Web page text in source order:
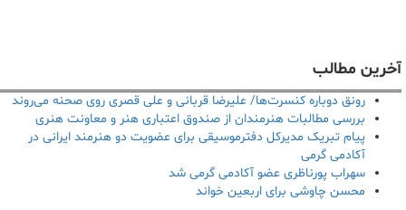
آخرین مطالب
رونق دوباره کنسرت‌ها/ علیرضا قربانی و علی قصری روی صحنه می‌روند
بررسی مطالبات هنرمندان از صندوق اعتباری هنر و معاونت هنری
پیام تبریک مدیرکل دفترموسیقی برای عضویت دو هنرمند ایرانی در
آکادمی گرمی
سهراب پورناظری عضو آکادمی گرمی شد
محسن چاوشی برای اربعین خواند